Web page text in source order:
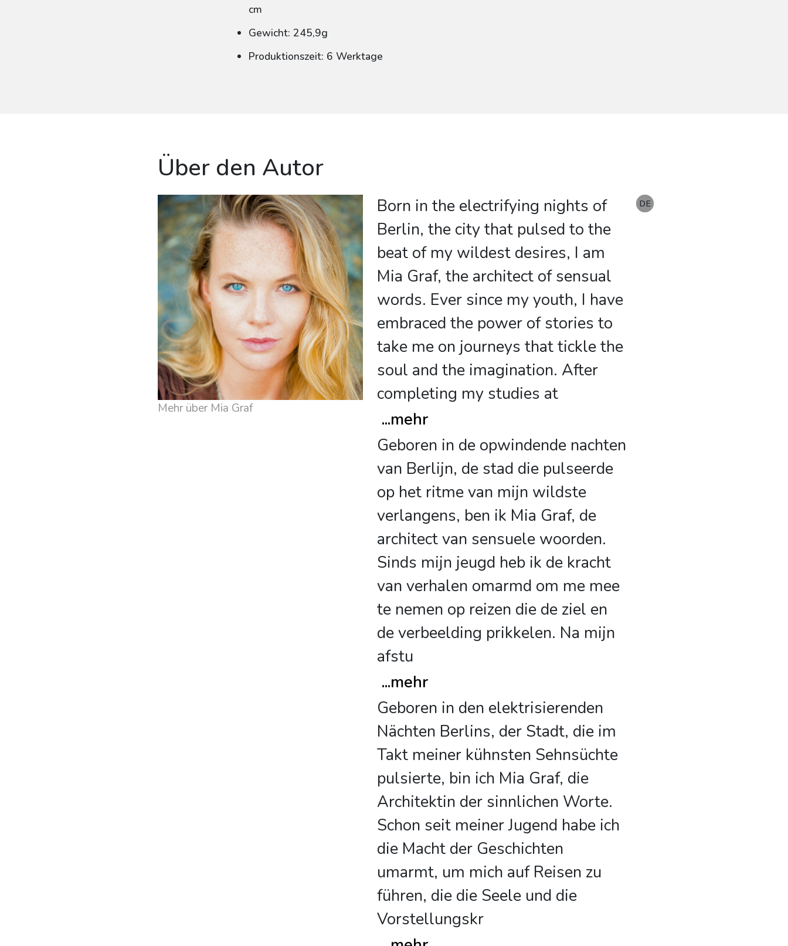
cm
Gewicht: 245,9g
Produktionszeit: 6 Werktage
Über den Autor
Mehr über Mia Graf
Born in the electrifying nights of
Berlin, the city that pulsed to the
beat of my wildest desires, I am
Mia Graf, the architect of sensual
words. Ever since my youth, I have
embraced the power of stories to
take me on journeys that tickle the
soul and the imagination. After
completing my studies at
...mehr
Geboren in de opwindende nachten
van Berlijn, de stad die pulseerde
op het ritme van mijn wildste
verlangens, ben ik Mia Graf, de
architect van sensuele woorden.
Sinds mijn jeugd heb ik de kracht
van verhalen omarmd om me mee
te nemen op reizen die de ziel en
de verbeelding prikkelen. Na mijn
afstu
...mehr
Geboren in den elektrisierenden
Nächten Berlins, der Stadt, die im
Takt meiner kühnsten Sehnsüchte
pulsierte, bin ich Mia Graf, die
Architektin der sinnlichen Worte.
Schon seit meiner Jugend habe ich
die Macht der Geschichten
umarmt, um mich auf Reisen zu
führen, die die Seele und die
Vorstellungskr
EN
DE
DE